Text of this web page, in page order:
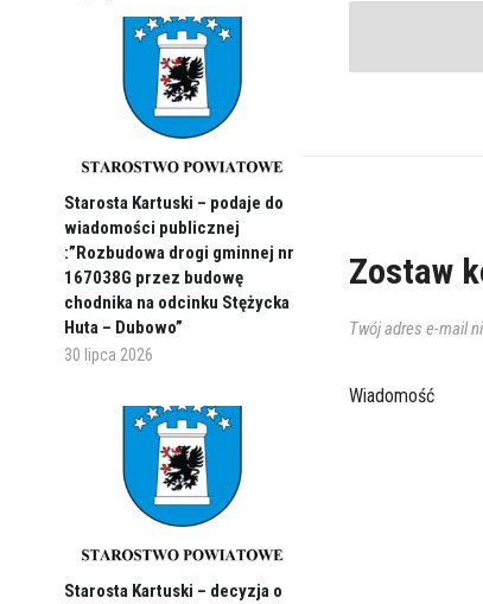
Starosta Kartuski – podaje do
wiadomości publicznej
:”Rozbudowa drogi gminnej nr
167038G przez budowę
chodnika na odcinku Stężycka
Huta – Dubowo”
30 lipca 2026
Starosta Kartuski – decyzja o
Zostaw
Twój adres e-mail
Wiadomość